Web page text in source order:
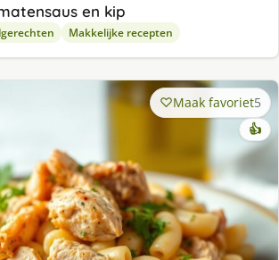
en kip
Makkelijke recepten
Maak favoriet5
👍